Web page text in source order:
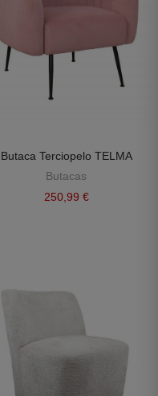
Butaca Terciopelo TELMA
Butacas
250,99 €